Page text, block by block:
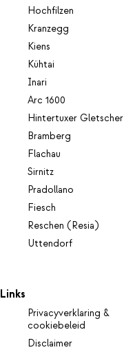
Hochfilzen
Kranzegg
Kiens
Kühtai
Inari
Arc 1600
Hintertuxer Gletscher
Bramberg
Flachau
Sirnitz
Pradollano
Fiesch
Reschen (Resia)
Uttendorf
Links
Privacyverklaring &
cookiebeleid
Disclaimer